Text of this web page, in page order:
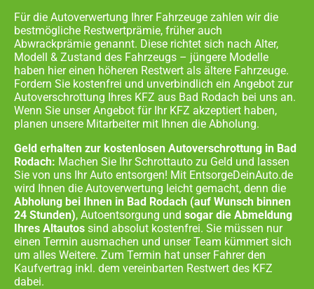
Für die Autoverwertung Ihrer Fahrzeuge zahlen wir die
bestmögliche Restwertprämie, früher auch
Abwrackprämie genannt. Diese richtet sich nach Alter,
Modell & Zustand des Fahrzeugs – jüngere Modelle
haben hier einen höheren Restwert als ältere Fahrzeuge.
Fordern Sie kostenfrei und unverbindlich ein Angebot zur
Autoverschrottung Ihres KFZ aus Bad Rodach bei uns an.
Wenn Sie unser Angebot für Ihr KFZ akzeptiert haben,
planen unsere Mitarbeiter mit Ihnen die Abholung.
Geld erhalten zur kostenlosen Autoverschrottung in Bad
Rodach: Machen Sie Ihr Schrottauto zu Geld und lassen
Sie von uns Ihr Auto entsorgen! Mit EntsorgeDeinAuto.de
wird Ihnen die Autoverwertung leicht gemacht, denn die
Abholung bei Ihnen in Bad Rodach (auf Wunsch binnen
24 Stunden), Autoentsorgung und sogar die Abmeldung
Ihres Altautos sind absolut kostenfrei. Sie müssen nur
einen Termin ausmachen und unser Team kümmert sich
um alles Weitere. Zum Termin hat unser Fahrer den
Kaufvertrag inkl. dem vereinbarten Restwert des KFZ
dabei.